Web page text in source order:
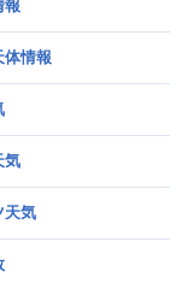
報
体情報
気
天気